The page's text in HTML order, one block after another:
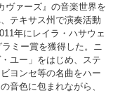
ヴァーズ』の音楽世界を
テキサス州で演奏活動
年にレイラ・ハサウェ
ミー賞を獲得した。ニ
ユー」をはじめ、ステ
ヨンセ等の名曲をハー
音色に包まれながら、